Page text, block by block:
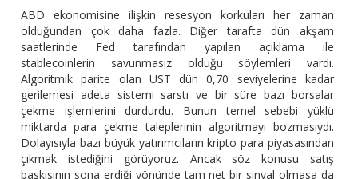
ABD ekonomisine ilişkin resesyon korkuları her zaman
olduğundan çok daha fazla. Diğer tarafta dün akşam
saatlerinde Fed tarafından yapılan açıklama ile
stablecoinlerin savunmasız olduğu söylemleri vardı.
Algoritmik parite olan UST dün 0,70 seviyelerine kadar
gerilemesi adeta sistemi sarstı ve bir süre bazı borsalar
çekme işlemlerini durdurdu. Bunun temel sebebi yüklü
miktarda para çekme taleplerinin algoritmayı bozmasıydı.
Dolayısıyla bazı büyük yatırımcıların kripto para piyasasından
çıkmak istediğini görüyoruz. Ancak söz konusu satış
baskısının sona erdiği yönünde tam net bir sinyal olmasa da